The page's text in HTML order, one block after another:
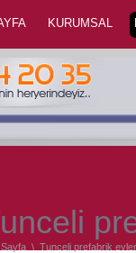
KURUMSAL
\ Tunceli prefabrik evler